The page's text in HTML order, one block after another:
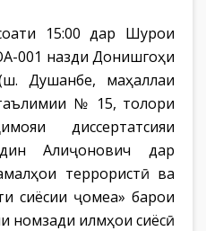
15:00 дар Шурои
001 назди Донишгоҳи
Душанбе, маҳаллаи
№ 15, толори
диссертатсияи
Алиҷонович дар
террористӣ ва
сиёсии ҷомеа» барои
номзади илмҳои сиёсӣ